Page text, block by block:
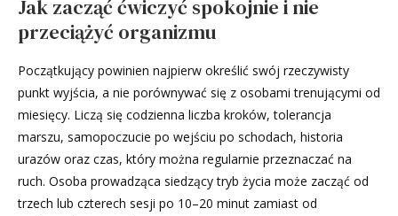
Jak zacząć ćwiczyć spokojnie i nie
przeciążyć organizmu
Początkujący powinien najpierw określić swój rzeczywisty
punkt wyjścia, a nie porównywać się z osobami trenującymi od
miesięcy. Liczą się codzienna liczba kroków, tolerancja
marszu, samopoczucie po wejściu po schodach, historia
urazów oraz czas, który można regularnie przeznaczać na
ruch. Osoba prowadząca siedzący tryb życia może zacząć od
trzech lub czterech sesji po 10–20 minut zamiast od